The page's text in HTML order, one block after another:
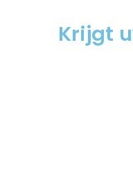
Krijgt